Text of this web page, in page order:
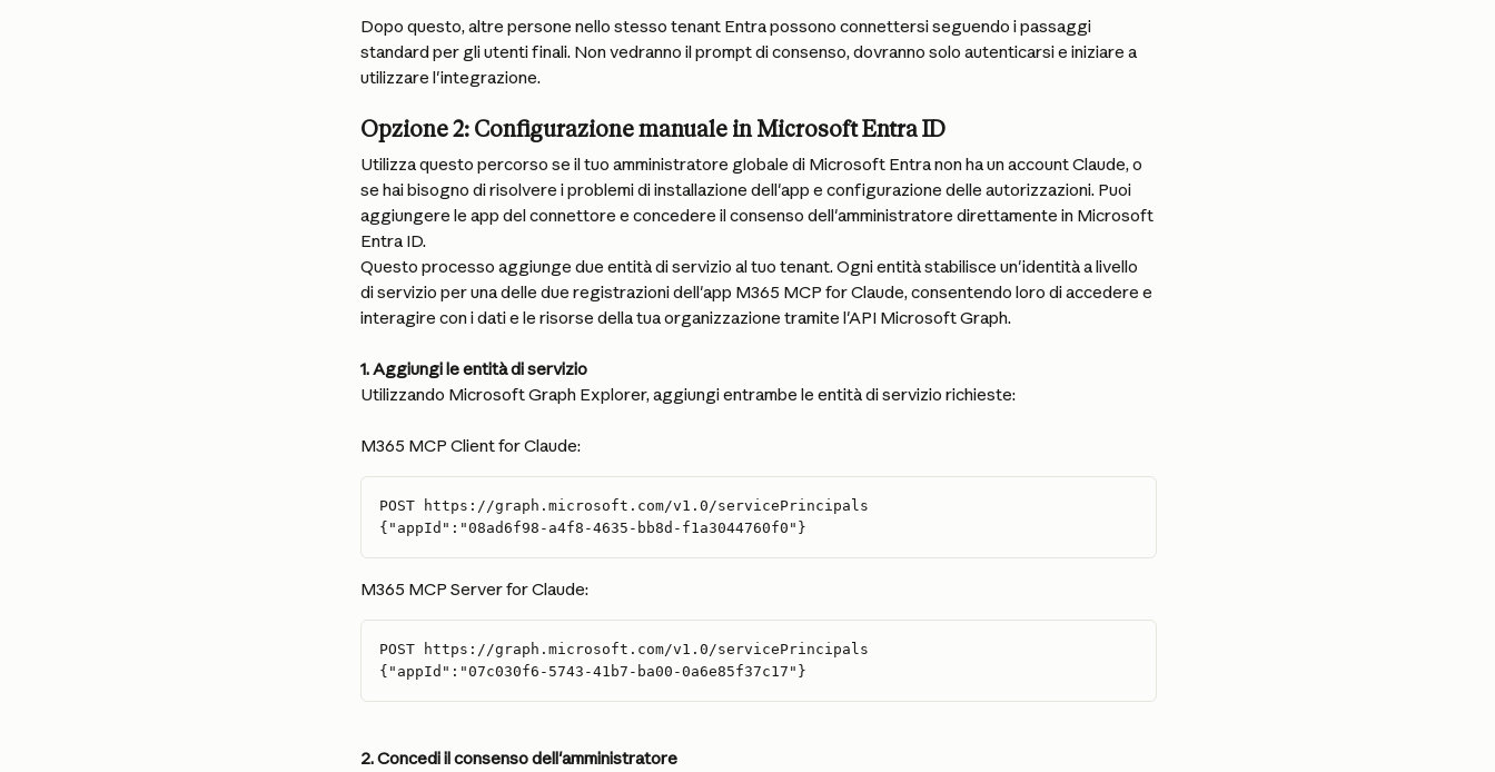
Dopo questo, altre persone nello stesso tenant Entra possono connettersi seguendo i passaggi
standard per gli utenti finali. Non vedranno il prompt di consenso, dovranno solo autenticarsi e iniziare a
utilizzare l'integrazione.
Opzione 2: Configurazione manuale in Microsoft Entra ID
Utilizza questo percorso se il tuo amministratore globale di Microsoft Entra non ha un account Claude, o
se hai bisogno di risolvere i problemi di installazione dell'app e configurazione delle autorizzazioni. Puoi
aggiungere le app del connettore e concedere il consenso dell'amministratore direttamente in Microsoft
Entra ID.
Questo processo aggiunge due entità di servizio al tuo tenant. Ogni entità stabilisce un'identità a livello
di servizio per una delle due registrazioni dell'app M365 MCP for Claude, consentendo loro di accedere e
interagire con i dati e le risorse della tua organizzazione tramite l'API Microsoft Graph.
1. Aggiungi le entità di servizio
Utilizzando Microsoft Graph Explorer, aggiungi entrambe le entità di servizio richieste:
M365 MCP Client for Claude:
POST https://graph.microsoft.com/v1.0/servicePrincipals
{"appId":"08ad6f98-a4f8-4635-bb8d-f1a3044760f0"}
M365 MCP Server for Claude:
POST https://graph.microsoft.com/v1.0/servicePrincipals
{"appId":"07c030f6-5743-41b7-ba00-0a6e85f37c17"}
2. Concedi il consenso dell'amministratore